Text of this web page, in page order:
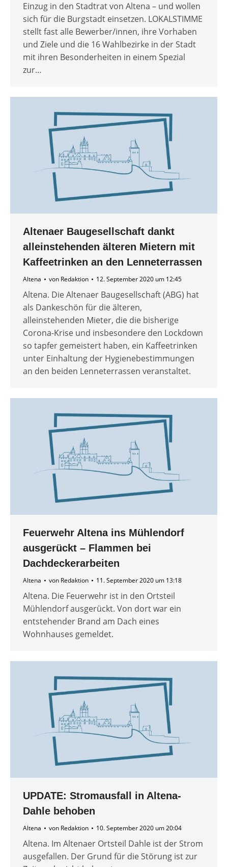
Einzug in den Stadtrat von Altena – und wollen
sich für die Burgstadt einsetzen. LOKALSTIMME
stellt fast alle Bewerber/innen, ihre Vorhaben
und Ziele und die 16 Wahlbezirke in der Stadt
mit ihren Besonderheiten in einem Spezial
zur…
Altenaer Baugesellschaft dankt
alleinstehenden älteren Mietern mit
Kaffeetrinken an den Lenneterrassen
Altena von Redaktion 12. September 2020 um 12:45
Altena. Die Altenaer Baugesellschaft (ABG) hat
als Dankeschön für die älteren,
alleinstehenden Mieter, die die bisherige
Corona-Krise und insbesondere den Lockdown
so tapfer gemeistert haben, ein Kaffeetrinken
unter Einhaltung der Hygienebestimmungen
an den beiden Lenneterrassen veranstaltet.
Feuerwehr Altena ins Mühlendorf
ausgerückt – Flammen bei
Dachdeckerarbeiten
Altena von Redaktion 11. September 2020 um 13:18
Altena. Die Feuerwehr ist in den Ortsteil
Mühlendorf ausgerückt. Von dort war ein
entstehender Brand am Dach eines
Wohnhauses gemeldet.
UPDATE: Stromausfall in Altena-
Dahle behoben
Altena von Redaktion 10. September 2020 um 20:04
Altena. Im Altenaer Ortsteil Dahle ist der Strom
ausgefallen. Der Grund für die Störung ist zur